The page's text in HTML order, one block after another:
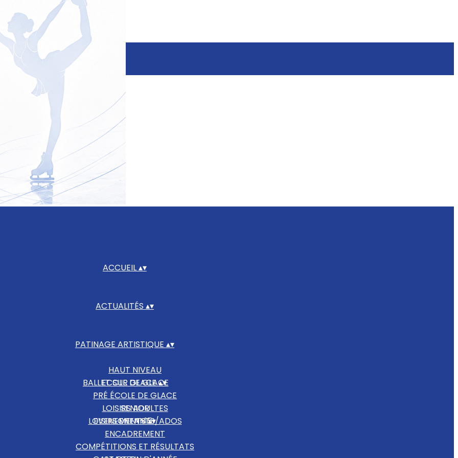
ACCUEIL▴▾
ACTUALITÉS ▴▾
PATINAGE ARTISTIQUE ▴▾
HAUT NIVEAU
ECOLE DE GLACE
PRÉ ÉCOLE DE GLACE
LOISIRS ADULTES
LOISIRS ENFANTS/ADOS
ENCADREMENT
BALLET SUR GLACE▴▾
SENIOR
OPEN+15
EVENEMENTS▴▾
COMPÉTITIONS ET RÉSULTATS